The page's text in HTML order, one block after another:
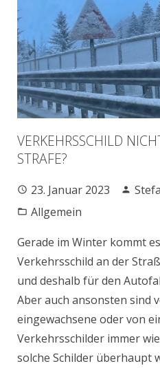
VERKEHRSSCHILD
STRAFE?
23. Januar 2023
Allgemein
Gerade im Winter kommt
Verkehrsschild an der
und deshalb für den
Aber auch ansonsten sind
eingewachsene oder von
Verkehrsschilder immer
solche Schilder überhaupt